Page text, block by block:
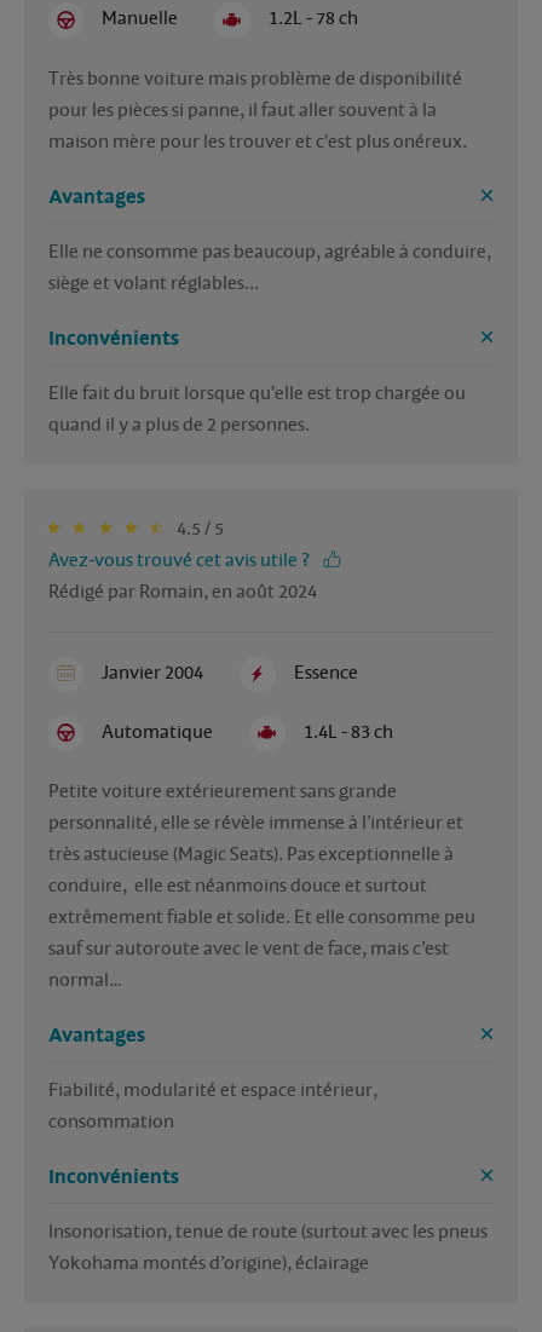
Manuelle 1.2L - 78 ch
Très bonne voiture mais problème de disponibilité
pour les pièces si panne, il faut aller souvent à la
maison mère pour les trouver et c'est plus onéreux.
Avantages
Elle ne consomme pas beaucoup, agréable à conduire,
siège et volant réglables...
Inconvénients
Elle fait du bruit lorsque qu'elle est trop chargée ou
quand il y a plus de 2 personnes.
4.5 / 5
Avez-vous trouvé cet avis utile ?
Rédigé par Romain, en août 2024
Janvier 2004 Essence
Automatique 1.4L - 83 ch
Petite voiture extérieurement sans grande
personnalité, elle se révèle immense à l’intérieur et
très astucieuse (Magic Seats). Pas exceptionnelle à
conduire,  elle est néanmoins douce et surtout
extrêmement fiable et solide. Et elle consomme peu
sauf sur autoroute avec le vent de face, mais c’est
normal…
Avantages
Fiabilité, modularité et espace intérieur,
consommation
Inconvénients
Insonorisation, tenue de route (surtout avec les pneus
Yokohama montés d’origine), éclairage